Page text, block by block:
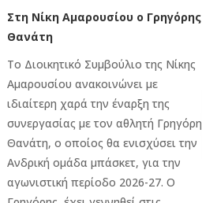
Στη Νίκη Αμαρουσίου ο Γρηγόρης
Θανάτη
Το Διοικητικό Συμβούλιο της Νίκης
Αμαρουσίου ανακοινώνει με
ιδιαίτερη χαρά την έναρξη της
συνεργασίας με τον αθλητή Γρηγόρη
Θανάτη, ο οποίος θα ενισχύσει την
Ανδρική ομάδα μπάσκετ, για την
αγωνιστική περίοδο 2026-27. Ο